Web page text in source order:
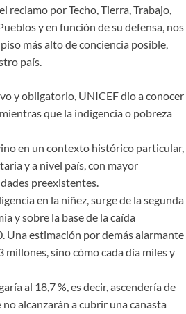
reclamo por Techo, Tierra, Trabajo,
y en función de su defensa, nos
más alto de conciencia posible,
país.
y obligatorio, UNICEF dio a conocer
que la indigencia o pobreza
en un contexto histórico particular,
y a nivel país, con mayor
preexistentes.
en la niñez, surge de la segunda
y sobre la base de la caída
Una estimación por demás alarmante
millones, sino cómo cada día miles y
al 18,7 %, es decir, ascendería de
alcanzarán a cubrir una canasta